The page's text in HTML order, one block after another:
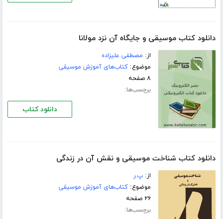
دانلود کتاب موسیقی و جایگاه آن نزد مولانا
از: مصطفی علیزاده
موضوع:کتاب‌های آموزش موسیقی
۸ صفحه
برچسب‌ها:
دانلود کتاب
دانلود کتاب شناخت موسیقی و نقش آن در زندگی
از:پ.ر
موضوع:کتاب‌های آموزش موسیقی
۲۶ صفحه
برچسب‌ها: